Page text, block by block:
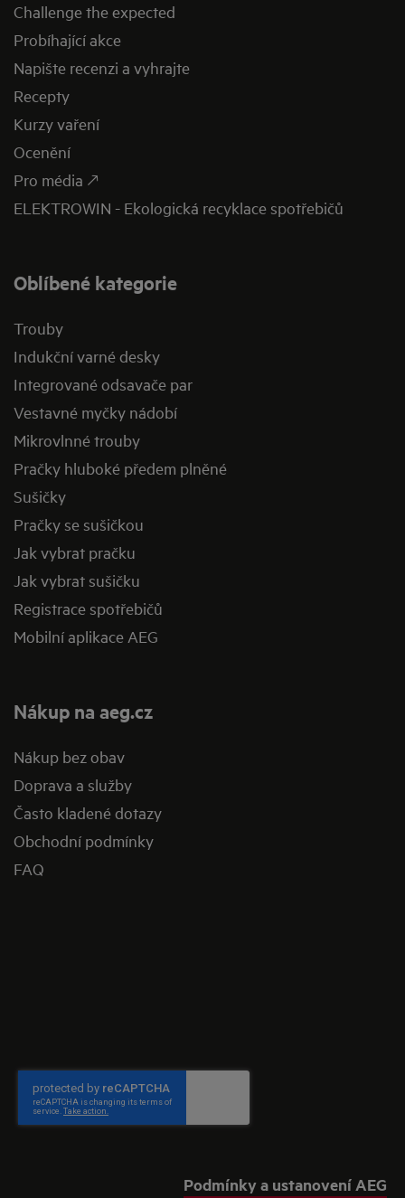
Challenge the expected
Probíhající akce
Napište recenzi a vyhrajte
Recepty
Kurzy vaření
Ocenění
Pro média 🡕
ELEKTROWIN - Ekologická recyklace spotřebičů
Oblíbené kategorie
Trouby
Indukční varné desky
Integrované odsavače par
Vestavné myčky nádobí
Mikrovlnné trouby
Pračky hluboké předem plněné
Sušičky
Pračky se sušičkou
Jak vybrat pračku
Jak vybrat sušičku
Registrace spotřebičů
Mobilní aplikace AEG
Nákup na aeg.cz
Nákup bez obav
Doprava a služby
Často kladené dotazy
Obchodní podmínky
FAQ
Podmínky a ustanovení AEG